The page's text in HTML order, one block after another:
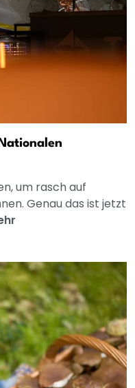
um rasch auf
Genau das ist jetzt